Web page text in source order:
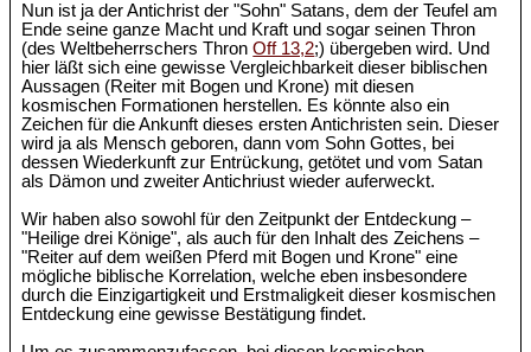
Nun ist ja der Antichrist der "Sohn" Satans, dem der Teufel am
Ende seine ganze Macht und Kraft und sogar seinen Thron
(des Weltbeherrschers ThronOff 13,2;) übergeben wird. Und
hier läßt sich eine gewisse Vergleichbarkeit dieser biblischen
Aussagen (Reiter mit Bogen und Krone) mit diesen
kosmischen Formationen herstellen. Es könnte also ein
Zeichen für die Ankunft dieses ersten Antichristen sein. Dieser
wird ja als Mensch geboren, dann vom Sohn Gottes, bei
dessen Wiederkunft zur Entrückung, getötet und vom Satan
als Dämon und zweiter Antichriust wieder auferweckt.
Wir haben also sowohl für den Zeitpunkt der Entdeckung –
"Heilige drei Könige", als auch für den Inhalt des Zeichens –
"Reiter auf dem weißen Pferd mit Bogen und Krone" eine
mögliche biblische Korrelation, welche eben insbesondere
durch die Einzigartigkeit und Erstmaligkeit dieser kosmischen
Entdeckung eine gewisse Bestätigung findet.